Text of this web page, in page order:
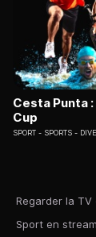
Regarder la
Sport en
Cesta Punta
Cup
SPORT SPORTS -